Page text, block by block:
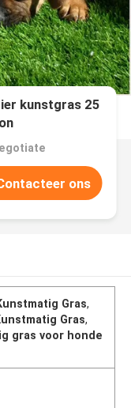
kunstgras 25
ons
Gras,
Gras,
gras voor honde